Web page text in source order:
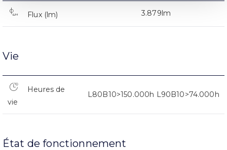
Flux (lm) 3.879lm
Vie
Heures de
vie
L80B10>150.000h L90B10>74.000h
État de fonctionnement